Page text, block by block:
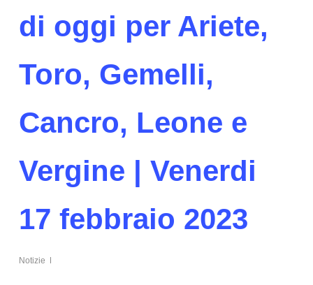
di oggi per Ariete,
Toro, Gemelli,
Cancro, Leone e
Vergine | Venerdi
17 febbraio 2023
Notizie